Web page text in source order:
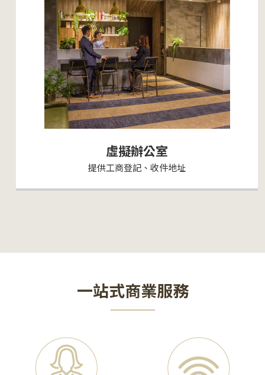
虛擬辦公室
提供工商登記、收件地址
一站式商業服務